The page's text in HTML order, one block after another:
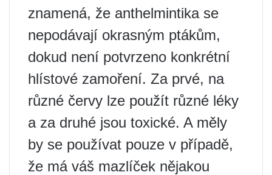
znamená, že anthelmintika se
nepodávají okrasným ptákům,
dokud není potvrzeno konkrétní
hlístové zamoření. Za prvé, na
různé červy lze použít různé léky
a za druhé jsou toxické. A měly
by se používat pouze v případě,
že má váš mazlíček nějakou